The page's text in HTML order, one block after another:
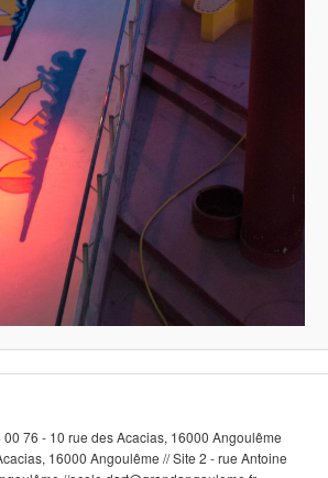
76 - 10 rue des Acacias, 16000 Angoulême
16000 Angoulême // Site 2 - rue Antoine